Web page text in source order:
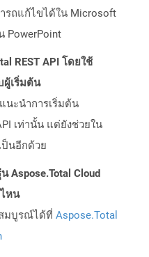
รถแก้ไขได้ใน Microsoft
PowerPoint
REST API โดยใช้
ผู้เริ่มต้น
นะนำการเริ่มต้น
เท่านั้น แต่ยังช่วยใน
ป็นอีกด้วย
Aspose.Total Cloud
หน
มบูรณ์ได้ที่ Aspose.Total